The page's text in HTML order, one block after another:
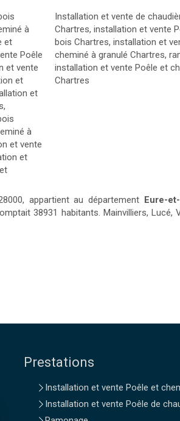
à
et
Poêle
et vente
et
et
,
à
et vente
et
Installation et vente de
Chartres, installation et vente
bois Chartres, installation et
cheminé à granulé Chartres,
installation et vente Poêle et
Chartres
appartient au département Eure-
38931 habitants. Mainvilliers, Lucé,
Prestations
Installation et vente Poêle et
Installation et vente Poêle de